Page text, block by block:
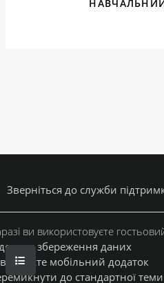
ВІДКРИТИЙ ПОКАЖЧИК
Зверніться до служби
ви використовуєте
збереження даних
мобільний додаток
до стандартної теми